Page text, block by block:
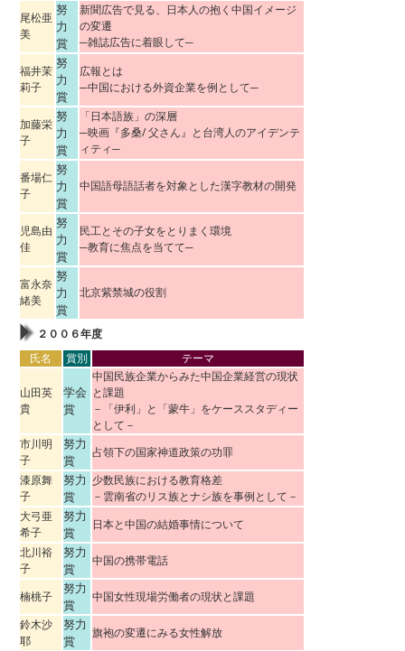
尾松亜
美
努
力
賞
新聞広告で見る、日本人の抱く中国イメージ
の変遷
─雑誌広告に着眼して─
福井茉
莉子
努
力
賞
広報とは
─中国における外資企業を例として─
加藤栄
子
努
力
賞
「日本語族」の深層
─映画『多桑/ 父さん』と台湾人のアイデンテ
ィティ─
番場仁
子
努
力
賞
中国語母語話者を対象とした漢字教材の開発
児島由
佳
努
力
賞
民工とその子女をとりまく環境
─教育に焦点を当てて─
富永奈
緒美
努
力
賞
北京紫禁城の役割
２００６年度
氏名
賞別 テーマ
山田英
貴
学会
賞
中国民族企業からみた中国企業経営の現状
と課題
－「伊利」と「蒙牛」をケーススタディー
として－
市川明
子
努力
賞
占領下の国家神道政策の功罪
漆原舞
子
努力
賞
少数民族における教育格差
－雲南省のリス族とナシ族を事例として－
大弓亜
希子
努力
賞
日本と中国の結婚事情について
北川裕
子
努力
賞
中国の携帯電話
楠桃子
努力
賞
中国女性現場労働者の現状と課題
鈴木沙
耶
努力
賞
旗袍の変遷にみる女性解放